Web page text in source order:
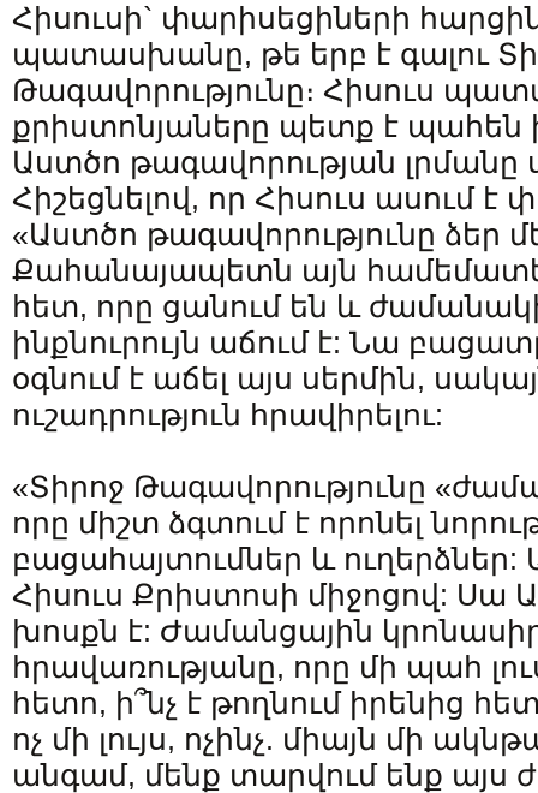
Հիսուսի` փարիսեցիների
պատասխանը, թե երբ է գալու
Թագավորությունը։ Հիսուս
քրիստոնյաները պետք է պահեն
Աստծո թագավորության լրմանը
Հիշեցնելով, որ Հիսուս ասում է
«Աստծո թագավորությունը ձեր
Քահանայապետն այն
հետ, որը ցանում են և
ինքնուրույն աճում է: Նա
օգնում է աճել այս սերմին,
ուշադրություն հրավիրելու:
«Տիրոջ Թագավորությունը
որը միշտ ձգտում է որոնել
բացահայտումներ և
Հիսուս Քրիստոսի միջոցով: Սա
խոսքն է: Ժամանցային
հրավառությանը, որը մի պահ
հետո, ի՞նչ է թողնում իրենից
ոչ մի լույս, ոչինչ. միայն մի
անգամ, մենք տարվում ենք այս